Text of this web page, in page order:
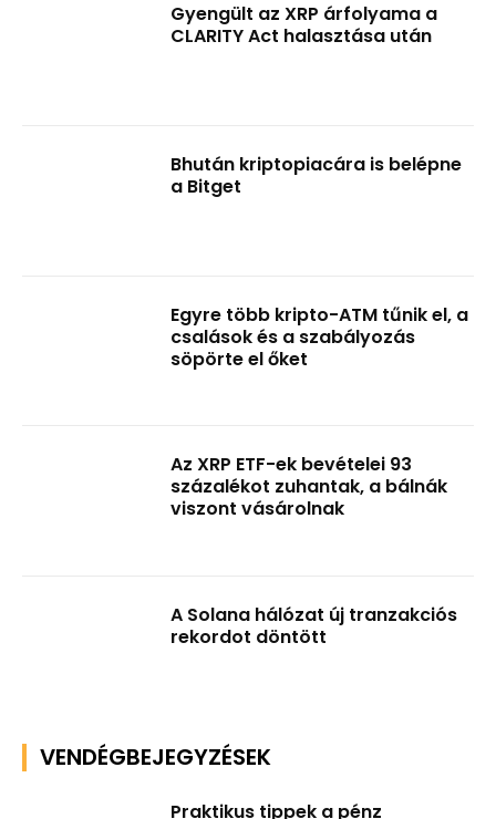
Gyengült az XRP árfolyama a
CLARITY Act halasztása után
Bhután kriptopiacára is belépne
a Bitget
Egyre több kripto-ATM tűnik el, a
csalások és a szabályozás
söpörte el őket
Az XRP ETF-ek bevételei 93
százalékot zuhantak, a bálnák
viszont vásárolnak
A Solana hálózat új tranzakciós
rekordot döntött
VENDÉGBEJEGYZÉSEK
Praktikus tippek a pénz